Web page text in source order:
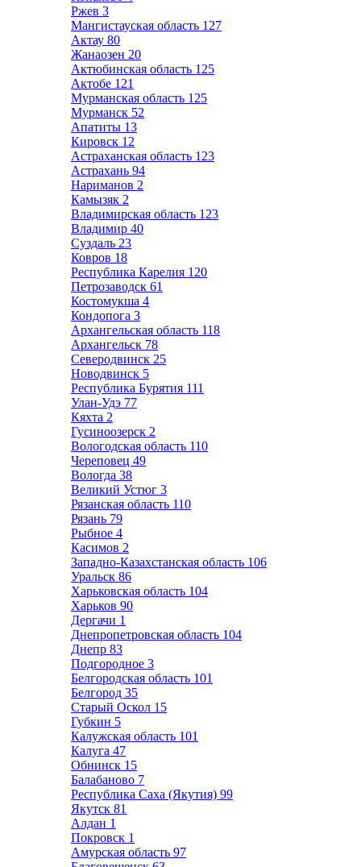
Ржев 3
Мангистауская область 127
Актау 80
Жанаозен 20
Актюбинская область 125
Актобе 121
Мурманская область 125
Мурманск 52
Апатиты 13
Кировск 12
Астраханская область 123
Астрахань 94
Нариманов 2
Камызяк 2
Владимирская область 123
Владимир 40
Суздаль 23
Ковров 18
Республика Карелия 120
Петрозаводск 61
Костомукша 4
Кондопога 3
Архангельская область 118
Архангельск 78
Северодвинск 25
Новодвинск 5
Республика Бурятия 111
Улан-Удэ 77
Кяхта 2
Гусиноозерск 2
Вологодская область 110
Череповец 49
Вологда 38
Великий Устюг 3
Рязанская область 110
Рязань 79
Рыбное 4
Касимов 2
Западно-Казахстанская область 106
Уральск 86
Харьковская область 104
Харьков 90
Дергачи 1
Днепропетровская область 104
Днепр 83
Подгородное 3
Белгородская область 101
Белгород 35
Старый Оскол 15
Губкин 5
Калужская область 101
Калуга 47
Обнинск 15
Балабаново 7
Республика Саха (Якутия) 99
Якутск 81
Алдан 1
Покровск 1
Амурская область 97